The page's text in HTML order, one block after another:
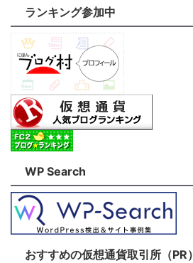
ランキング参加中
WP Search
おすすめの仮想通貨取引所（PR）